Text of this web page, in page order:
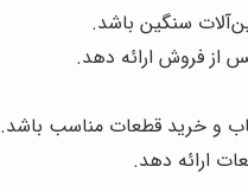
سنگین باشد.
از فروش ارائه دهد.
و خرید قطعات مناسب باشد.
ارائه دهد.